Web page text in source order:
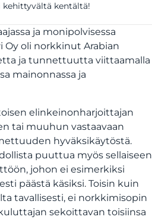
kentältä!
ja monipolvisessa
Oy oli norkkinut Arabian
ja tunnettuutta viittaamalla
mainonnassa ja
elinkeinonharjoittajan
tai muuhun vastaavaan
hyväksikäytöstä.
puuttua myös sellaiseen
johon ei esimerkiksi
päästä käsiksi. Toisin kuin
tavallisesti, ei norkkimisopin
sekoittavan toisiinsa